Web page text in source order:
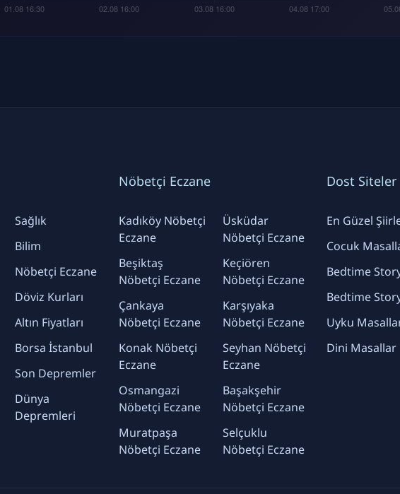
Sağlık
Bilim
Nöbetçi Eczane
Döviz Kurları
Altın Fiyatları
Borsa İstanbul
Son Depremler
Dünya
Depremleri
Nöbetçi Eczane
Kadıköy Nöbetçi
Eczane
Beşiktaş
Nöbetçi Eczane
Çankaya
Nöbetçi Eczane
Konak Nöbetçi
Eczane
Osmangazi
Nöbetçi Eczane
Muratpaşa
Nöbetçi Eczane
Üsküdar
Nöbetçi Eczane
Keçiören
Nöbetçi Eczane
Karşıyaka
Nöbetçi Eczane
Seyhan Nöbetçi
Eczane
Başakşehir
Nöbetçi Eczane
Selçuklu
Nöbetçi Eczane
Dost Siteler
En Güzel
Cocuk
Bedtime
Bedtime
Uyku
Dini Masallar